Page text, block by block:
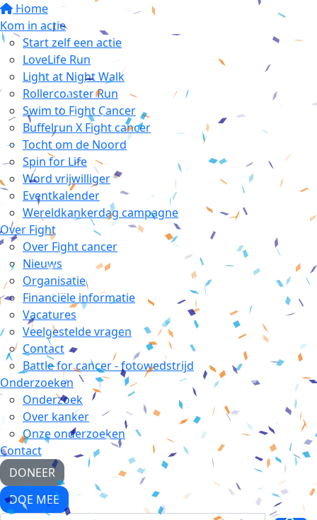
Home
Kom in actie
Start zelf een actie
LoveLife Run
Light at Night Walk
Rollercoaster Run
Swim to Fight Cancer
Buffelrun X Fight cancer
Tocht om de Noord
Spin for Life
Word vrijwilliger
Eventkalender
Wereldkankerdag campagne
Over Fight
Over Fight cancer
Nieuws
Organisatie
Financiële informatie
Vacatures
Veelgestelde vragen
Contact
Battle for cancer - fotowedstrijd
Onderzoeken
Onderzoek
Over kanker
Onze onderzoeken
Contact
DONEER
DOE MEE